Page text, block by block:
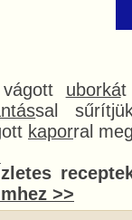
uborkát
sal
kaporral
>>